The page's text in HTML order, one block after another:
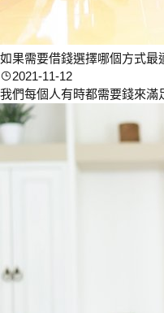
如果需要借錢選擇哪個方式最
2021-11-12
我們每個人有時都需要錢來滿